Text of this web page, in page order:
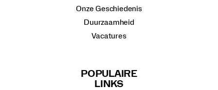
Onze Geschiedenis
Duurzaamheid
Vacatures
POPULAIRE
LINKS